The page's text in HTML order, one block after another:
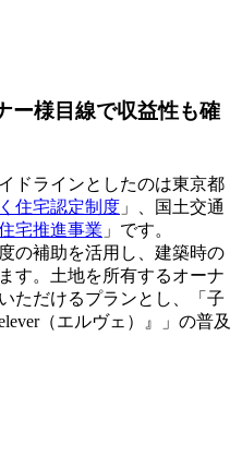
ー様目線で収益性も確
ドラインとしたのは東京都
住宅認定制度 」、国土交通
宅推進事業 」です。
の補助を活用し、建築時の
す。土地を所有するオーナ
ただけるプランとし、「子
（エルヴェ）』」の普及